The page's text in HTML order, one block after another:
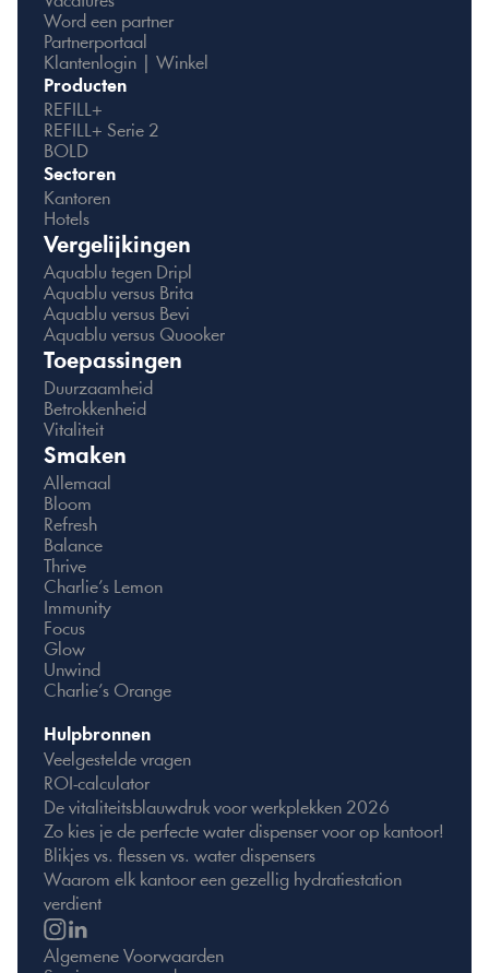
Word een partner
Partnerportaal
Klantenlogin | Winkel
Producten
REFILL+
REFILL+ Serie 2
BOLD
Sectoren
Kantoren
Hotels
Vergelijkingen
Aquablu tegen Dripl
Aquablu versus Brita
Aquablu versus Bevi
Aquablu versus Quooker
Toepassingen
Duurzaamheid
Betrokkenheid
Vitaliteit
Smaken
Allemaal
Bloom
Refresh
Balance
Thrive
Charlie’s Lemon
Immunity
Focus
Glow
Unwind
Charlie’s Orange
Hulpbronnen
Veelgestelde vragen
ROI-calculator
De vitaliteitsblauwdruk voor werkplekken 2026
Zo kies je de perfecte water dispenser voor op kantoor!
Blikjes vs. flessen vs. water dispensers
Waarom elk kantoor een gezellig hydratiestation
verdient
Algemene Voorwaarden